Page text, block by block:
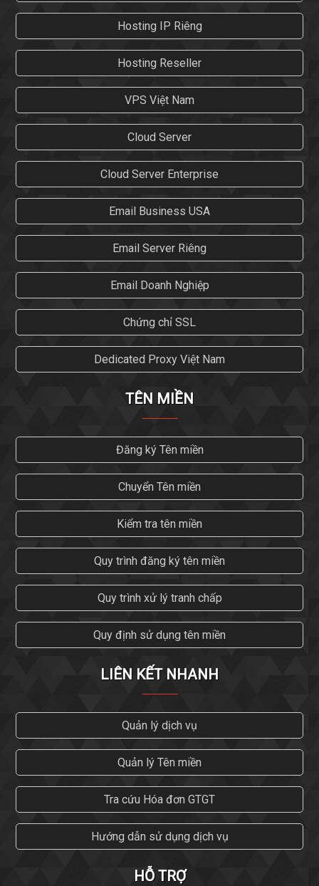
Hosting IP Riêng
Hosting Reseller
VPS Việt Nam
Cloud Server
Cloud Server Enterprise
Email Business USA
Email Server Riêng
Email Doanh Nghiệp
Chứng chỉ SSL
Dedicated Proxy Việt Nam
TÊN MIỀN
Đăng ký Tên miền
Chuyển Tên miền
Kiểm tra tên miền
Quy trình đăng ký tên miền
Quy trình xử lý tranh chấp
Quy định sử dụng tên miền
LIÊN KẾT NHANH
Quản lý dịch vụ
Quản lý Tên miền
Tra cứu Hóa đơn GTGT
Hướng dẫn sử dụng dịch vụ
HỖ TRỢ